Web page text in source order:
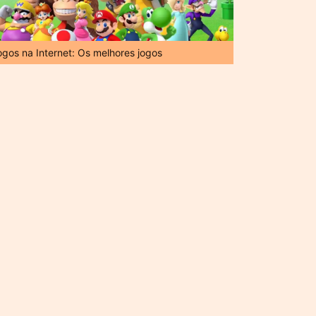
na Internet: Os melhores jogos